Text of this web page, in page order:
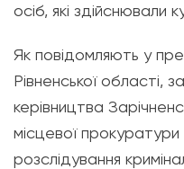
осіб, які здійснювали
Як повідомляють у
Рівненської області,
керівництва
місцевої
розслідування